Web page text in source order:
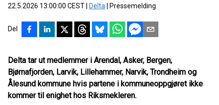
22.5.2026 13:00:00 CEST Delta Pressemelding
Del
Delta tar ut medlemmer i Arendal, Asker, Bergen,
Bjørnafjorden, Larvik, Lillehammer, Narvik, Trondheim og
Ålesund kommune hvis partene i kommuneoppgjøret ikke
kommer til enighet hos Riksmekleren.